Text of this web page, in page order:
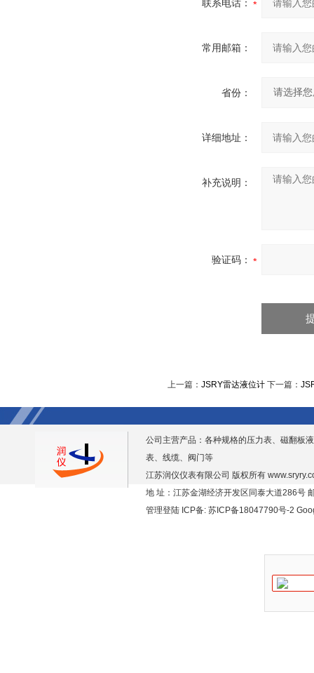
联系电话：
常用邮箱：
省份：
详细地址：
补充说明：
验证码：
上一篇： JSRY雷达液位计 下一篇：
公司主营产品：各种规格的压力表、磁翻板
表、线缆、阀门等
江苏润仪仪表有限公司 版权所有
地 址：江苏金湖经济开发区同泰大道286号
管理登陆 ICP备: 苏ICP备18047790号-2